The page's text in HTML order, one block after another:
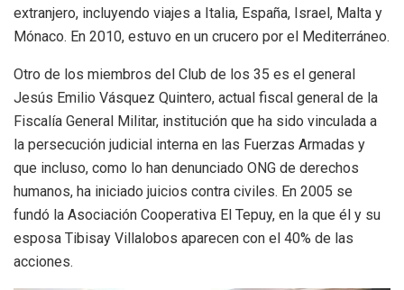
extranjero, incluyendo viajes a Italia, España, Israel, Malta y
Mónaco. En 2010, estuvo en un crucero por el Mediterráneo.
Otro de los miembros del Club de los 35 es el general
Jesús Emilio Vásquez Quintero, actual fiscal general de la
Fiscalía General Militar, institución que ha sido vinculada a
la persecución judicial interna en las Fuerzas Armadas y
que incluso, como lo han denunciado ONG de derechos
humanos, ha iniciado juicios contra civiles. En 2005 se
fundó la Asociación Cooperativa El Tepuy, en la que él y su
esposa Tibisay Villalobos aparecen con el 40% de las
acciones.